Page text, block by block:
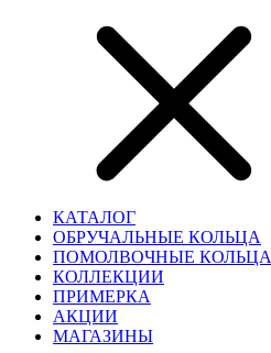
КАТАЛОГ
ОБРУЧАЛЬНЫЕ КОЛЬЦА
ПОМОЛВОЧНЫЕ КОЛЬЦА
КОЛЛЕКЦИИ
ПРИМЕРКА
АКЦИИ
МАГАЗИНЫ